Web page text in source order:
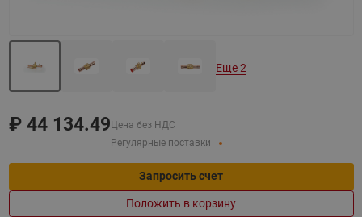
₽ 44 134.49 Цена без НДС
Регулярные поставки
Запросить счет
Положить в корзину
Еще 2